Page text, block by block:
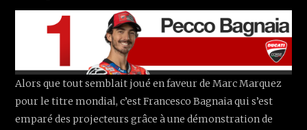
Alors que tout semblait joué en faveur de Marc Marquez
pour le titre mondial, c’est Francesco Bagnaia qui s’est
emparé des projecteurs grâce à une démonstration de